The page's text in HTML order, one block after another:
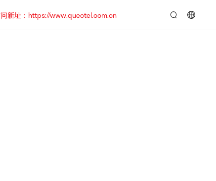
新址：https://www.quectel.com.cn